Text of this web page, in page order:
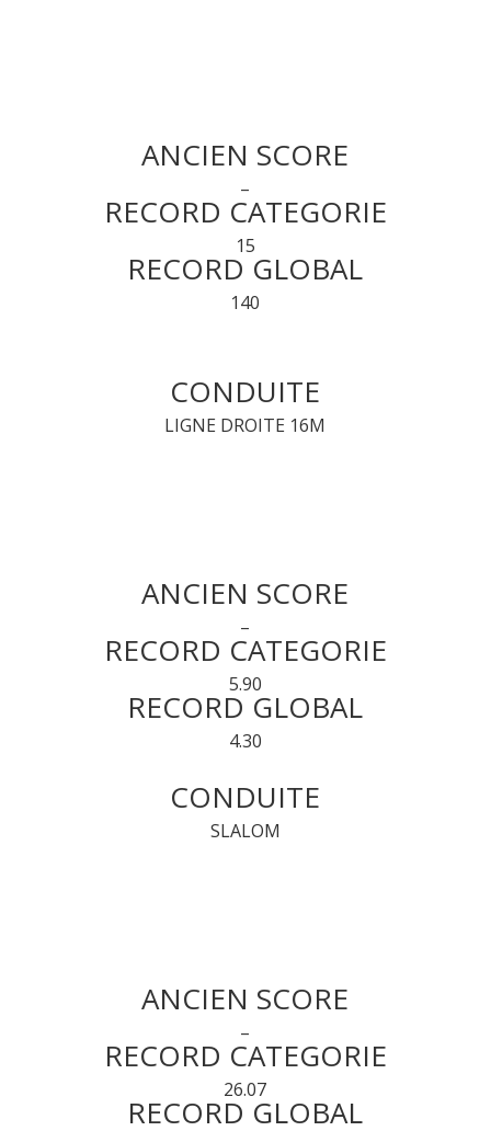
ANCIEN SCORE
–
RECORD CATEGORIE
15
RECORD GLOBAL
140
CONDUITE
LIGNE DROITE 16M
ANCIEN SCORE
–
RECORD CATEGORIE
5.90
RECORD GLOBAL
4.30
CONDUITE
SLALOM
ANCIEN SCORE
–
RECORD CATEGORIE
26.07
RECORD GLOBAL